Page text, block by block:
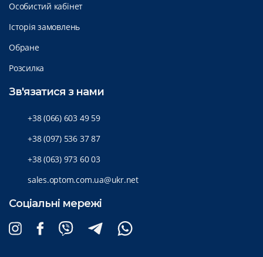
Особистий кабінет
Історія замовлень
Обране
Розсилка
Зв'язатися з нами
+38 (066) 603 49 59
+38 (097) 536 37 87
+38 (063) 973 60 03
sales.optom.com.ua@ukr.net
Соціальні мережі